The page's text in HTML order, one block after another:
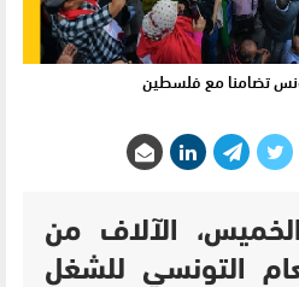
تضامنا مع فلسطين
الآلاف من
التونسي للشغل